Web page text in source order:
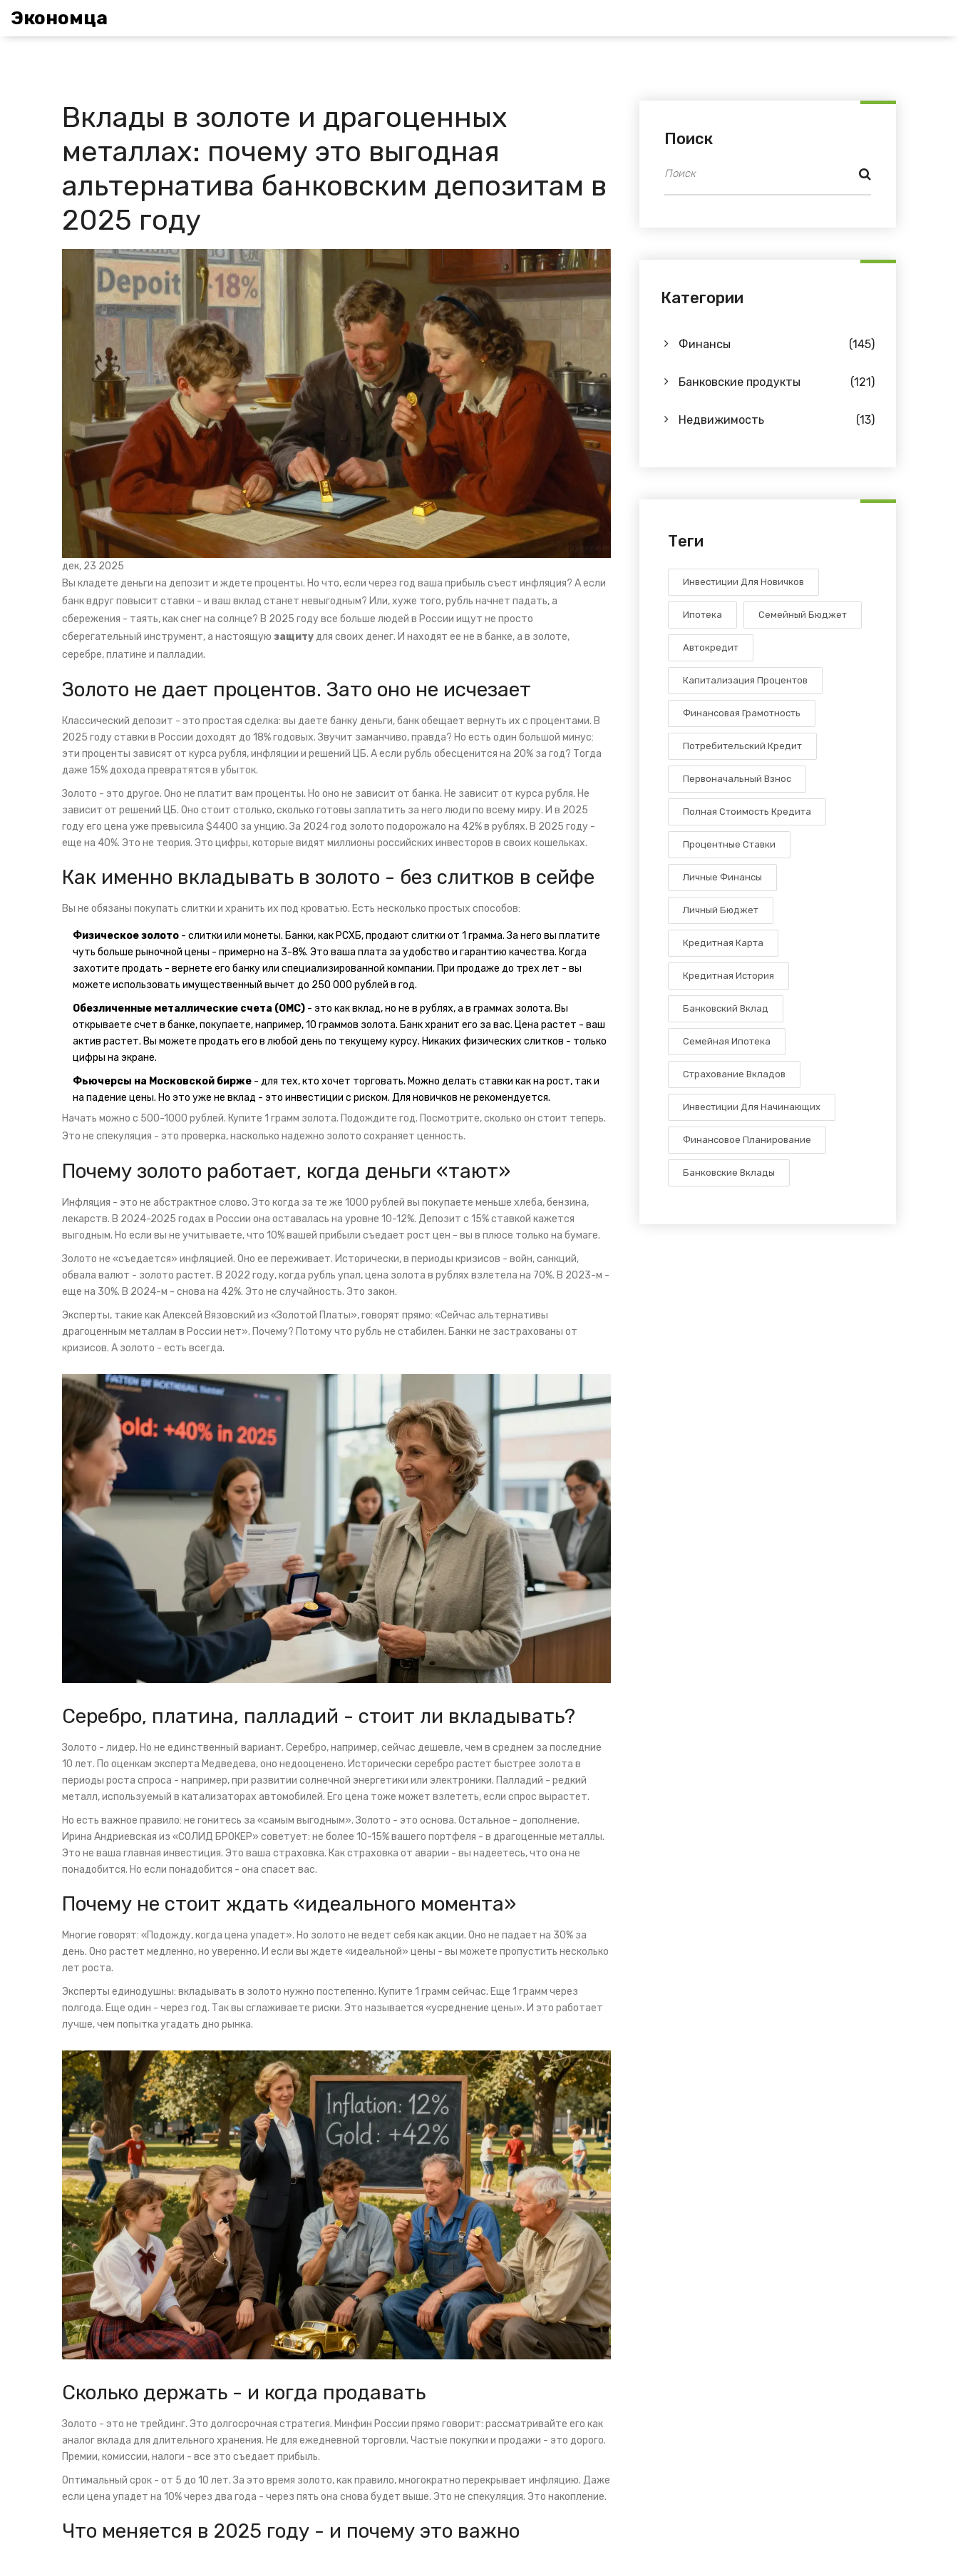
Экономца
Вклады в золоте и драгоценных
металлах: почему это выгодная
альтернатива банковским депозитам в
2025 году
дек, 23 2025
Вы кладете деньги на депозит и ждете проценты. Но что, если через год ваша прибыль съест инфляция? А если
банк вдруг повысит ставки - и ваш вклад станет невыгодным? Или, хуже того, рубль начнет падать, а
сбережения - таять, как снег на солнце? В 2025 году все больше людей в России ищут не просто
сберегательный инструмент, а настоящую защитудля своих денег. И находят ее не в банке, а в золоте,
серебре, платине и палладии.
Золото не дает процентов. Зато оно не исчезает
Классический депозит - это простая сделка: вы даете банку деньги, банк обещает вернуть их с процентами. В
2025 году ставки в России доходят до 18% годовых. Звучит заманчиво, правда? Но есть один большой минус:
эти проценты зависят от курса рубля, инфляции и решений ЦБ. А если рубль обесценится на 20% за год? Тогда
даже 15% дохода превратятся в убыток.
Золото - это другое. Оно не платит вам проценты. Но оно не зависит от банка. Не зависит от курса рубля. Не
зависит от решений ЦБ. Оно стоит столько, сколько готовы заплатить за него люди по всему миру. И в 2025
году его цена уже превысила $4400 за унцию. За 2024 год золото подорожало на 42% в рублях. В 2025 году -
еще на 40%. Это не теория. Это цифры, которые видят миллионы российских инвесторов в своих кошельках.
Как именно вкладывать в золото - без слитков в сейфе
Вы не обязаны покупать слитки и хранить их под кроватью. Есть несколько простых способов:
Физическое золото - слитки или монеты. Банки, как РСХБ, продают слитки от 1 грамма. За него вы платите
чуть больше рыночной цены - примерно на 3-8%. Это ваша плата за удобство и гарантию качества. Когда
захотите продать - вернете его банку или специализированной компании. При продаже до трех лет - вы
можете использовать имущественный вычет до 250 000 рублей в год.
Обезличенные металлические счета (ОМС) - это как вклад, но не в рублях, а в граммах золота. Вы
открываете счет в банке, покупаете, например, 10 граммов золота. Банк хранит его за вас. Цена растет - ваш
актив растет. Вы можете продать его в любой день по текущему курсу. Никаких физических слитков - только
цифры на экране.
Фьючерсы на Московской бирже - для тех, кто хочет торговать. Можно делать ставки как на рост, так и
на падение цены. Но это уже не вклад - это инвестиции с риском. Для новичков не рекомендуется.
Начать можно с 500-1000 рублей. Купите 1 грамм золота. Подождите год. Посмотрите, сколько он стоит теперь.
Это не спекуляция - это проверка, насколько надежно золото сохраняет ценность.
Почему золото работает, когда деньги «тают»
Инфляция - это не абстрактное слово. Это когда за те же 1000 рублей вы покупаете меньше хлеба, бензина,
лекарств. В 2024-2025 годах в России она оставалась на уровне 10-12%. Депозит с 15% ставкой кажется
выгодным. Но если вы не учитываете, что 10% вашей прибыли съедает рост цен - вы в плюсе только на бумаге.
Золото не «съедается» инфляцией. Оно ее переживает. Исторически, в периоды кризисов - войн, санкций,
обвала валют - золото растет. В 2022 году, когда рубль упал, цена золота в рублях взлетела на 70%. В 2023-м -
еще на 30%. В 2024-м - снова на 42%. Это не случайность. Это закон.
Эксперты, такие как Алексей Вязовский из «Золотой Платы», говорят прямо: «Сейчас альтернативы
драгоценным металлам в России нет». Почему? Потому что рубль не стабилен. Банки не застрахованы от
кризисов. А золото - есть всегда.
Серебро, платина, палладий - стоит ли вкладывать?
Золото - лидер. Но не единственный вариант. Серебро, например, сейчас дешевле, чем в среднем за последние
10 лет. По оценкам эксперта Медведева, оно недооценено. Исторически серебро растет быстрее золота в
периоды роста спроса - например, при развитии солнечной энергетики или электроники. Палладий - редкий
металл, используемый в катализаторах автомобилей. Его цена тоже может взлететь, если спрос вырастет.
Но есть важное правило: не гонитесь за «самым выгодным». Золото - это основа. Остальное - дополнение.
Ирина Андриевская из «СОЛИД БРОКЕР» советует: не более 10-15% вашего портфеля - в драгоценные металлы.
Это не ваша главная инвестиция. Это ваша страховка. Как страховка от аварии - вы надеетесь, что она не
понадобится. Но если понадобится - она спасет вас.
Почему не стоит ждать «идеального момента»
Многие говорят: «Подожду, когда цена упадет». Но золото не ведет себя как акции. Оно не падает на 30% за
день. Оно растет медленно, но уверенно. И если вы ждете «идеальной» цены - вы можете пропустить несколько
лет роста.
Эксперты единодушны: вкладывать в золото нужно постепенно. Купите 1 грамм сейчас. Еще 1 грамм через
полгода. Еще один - через год. Так вы сглаживаете риски. Это называется «усреднение цены». И это работает
лучше, чем попытка угадать дно рынка.
Сколько держать - и когда продавать
Золото - это не трейдинг. Это долгосрочная стратегия. Минфин России прямо говорит: рассматривайте его как
аналог вклада для длительного хранения. Не для ежедневной торговли. Частые покупки и продажи - это дорого.
Премии, комиссии, налоги - все это съедает прибыль.
Оптимальный срок - от 5 до 10 лет. За это время золото, как правило, многократно перекрывает инфляцию. Даже
если цена упадет на 10% через два года - через пять она снова будет выше. Это не спекуляция. Это накопление.
Что меняется в 2025 году - и почему это важно
Поиск
Категории
Финансы (145)
Банковские продукты (121)
Недвижимость (13)
Теги
Инвестиции Для Новичков
Ипотека Семейный Бюджет
Автокредит
Капитализация Процентов
Финансовая Грамотность
Потребительский Кредит
Первоначальный Взнос
Полная Стоимость Кредита
Процентные Ставки
Личные Финансы
Личный Бюджет
Кредитная Карта
Кредитная История
Банковский Вклад
Семейная Ипотека
Страхование Вкладов
Инвестиции Для Начинающих
Финансовое Планирование
Банковские Вклады